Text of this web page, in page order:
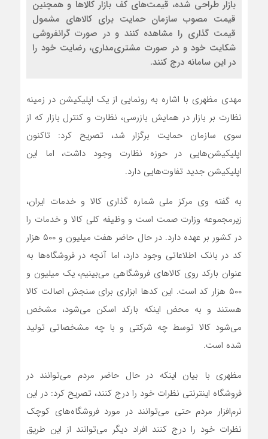
بازار طراحی شده، قیمت‌های کف بازار کالاها و همچنین
قیمت مصوب سازمان حمایت برای کالاهای مشمول
قیمت گذاری را مشاهده کنند و در صورت گرانفروشی
شکایت خود و در صورت مشتری‌مداری، رضایت خود را
در این سامانه درج کنند.
مهدی مظهری با اشاره به رونمایی از یک اپلیکیشن در زمینه
نظارت بر بازار در همایش بازرسی، نظارت و کنترل بازار که از
سوی سازمان حمایت برگزار شد، تصریح کرد: تاکنون
اپلیکیشن‌هایی در حوزه نظارت وجود داشت، اما این
اپلیکیشن جدید تفاوت‌هایی دارد.
به گفته وی مرکز ملی شماره گذاری کالا و خدمات ایران،
زیرمجموعه وزارت صمت است و وظیفه کلی کالا و خدمات را
در کشور بر عهده دارد. در حال حاضر هفت میلیون و ۵۰۰ هزار
کد در بانک اطلاعاتی وجود دارد، اما آنچه در فروشگاه‌ها به
عنوان بارکد روی کالاهای فروشگاهی می‌بینیم، یک میلیون و
۵۰۰ هزار کد است. این کدها ابزاری برای سنجش اصالت کالا
هستند و به محض اینکه بارکد اسکن می‌شود، مشخص
می‌شود کالا توسط چه شرکتی و با چه مشخصاتی تولید
شده است.
مظهری با بیان اینکه در حال حاضر مردم می‌توانند در
فروشگاه اینترنتی نظرات خود را درج کنند، تصریح کرد: در این
نرم‌افزار مردم حتی می‌توانند در مورد فروشگاه‌های کوچک
نظرات خود را درج کنند افراد دیگر می‌توانند از این طریق